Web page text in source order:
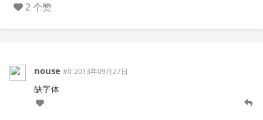
2 个赞
nouse #0 2013年09月27日
缺字体